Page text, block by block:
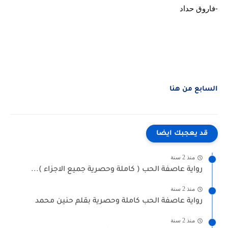
-فاروق حداد
السابع من هنا
قد يعجبك ايضا
منذ 2 سنة
رواية عاصفة الحب ( كاملة وحصرية جميع الاجزاء )...
منذ 2 سنة
رواية عاصفة الحب كاملة وحصرية بقلم حنين محمد
منذ 2 سنة